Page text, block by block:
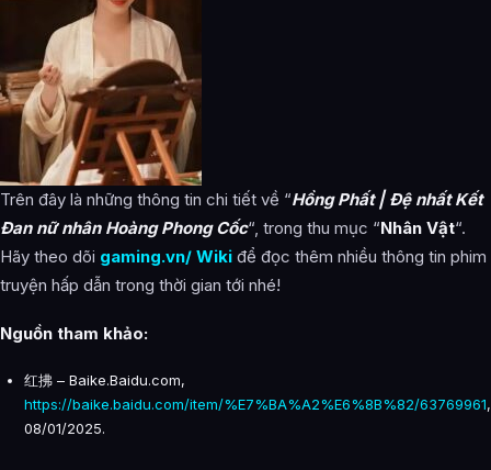
Trên đây là những thông tin chi tiết về “Hồng Phất | Đệ nhất Kết
Đan nữ nhân Hoàng Phong Cốc“, trong thu mục “Nhân Vật“.
Hãy theo dõi gaming.vn/ Wiki để đọc thêm nhiều thông tin phim
truyện hấp dẫn trong thời gian tới nhé!
Nguồn tham khảo:
红拂 – Baike.Baidu.com,
https://baike.baidu.com/item/%E7%BA%A2%E6%8B%82/63769961,
08/01/2025.